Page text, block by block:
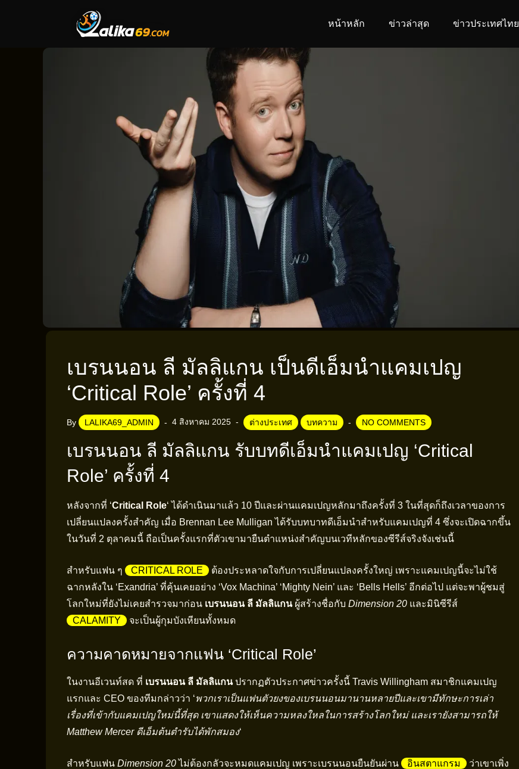
หน้าหลัก ข่าวล่าสุด ข่าวประเทศไทย
เบรนนอน ลี มัลลิแกน เป็นดีเอ็มนำแคมเปญ
‘Critical Role’ ครั้งที่ 4
By LALIKA69_ADMIN 4 สิงหาคม 2025 ต่างประเทศ บทความ NO COMMENTS
เบรนนอน ลี มัลลิแกน รับบทดีเอ็มนำแคมเปญ ‘Critical
Role’ ครั้งที่ 4
หลังจากที่ ‘Critical Role‘ ได้ดำเนินมาแล้ว 10 ปีและผ่านแคมเปญหลักมาถึงครั้งที่ 3 ในที่สุดก็ถึงเวลาของการ
เปลี่ยนแปลงครั้งสำคัญ เมื่อ Brennan Lee Mulligan ได้รับบทบาทดีเอ็มนำสำหรับแคมเปญที่ 4 ซึ่งจะเปิดฉากขึ้น
ในวันที่ 2 ตุลาคมนี้ ถือเป็นครั้งแรกที่ตัวเขามายืนตำแหน่งสำคัญบนเวทีหลักของซีรีส์จริงจังเช่นนี้
สำหรับแฟน ๆ CRITICAL ROLE
ต้องประหลาดใจกับการเปลี่ยนแปลงครั้งใหญ่ เพราะแคมเปญนี้จะไม่ใช้
ฉากหลังใน ‘Exandria’ ที่คุ้นเคยอย่าง ‘Vox Machina’ ‘Mighty Nein’ และ ‘Bells Hells’ อีกต่อไป แต่จะพาผู้ชมสู่
โลกใหม่ที่ยังไม่เคยสำรวจมาก่อน เบรนนอน ลี มัลลิแกนผู้สร้างชื่อกับ Dimension 20 และมินิซีรีส์
CALAMITY
จะเป็นผู้กุมบังเหียนทั้งหมด
ความคาดหมายจากแฟน ‘Critical Role’
ในงานอีเวนท์สด ที่ เบรนนอน ลี มัลลิแกนปรากฏตัวประกาศข่าวครั้งนี้ Travis Willingham สมาชิกแคมเปญ
แรกและ CEO ของทีมกล่าวว่า ‘พวกเราเป็นแฟนตัวยงของเบรนนอนมานานหลายปีและเขามีทักษะการเล่า
เรื่องที่เข้ากับแคมเปญใหม่นี้ที่สุด เขาแสดงให้เห็นความหลงใหลในการสร้างโลกใหม่ และเรายังสามารถให้
Matthew Mercer ดีเอ็มต้นตำรับได้พักสมอง‘
สำหรับแฟน Dimension 20ไม่ต้องกลัวจะหมดแคมเปญ เพราะเบรนนอนยืนยันผ่าน อินสตาแกรม
ว่าเขาเพิ่ง